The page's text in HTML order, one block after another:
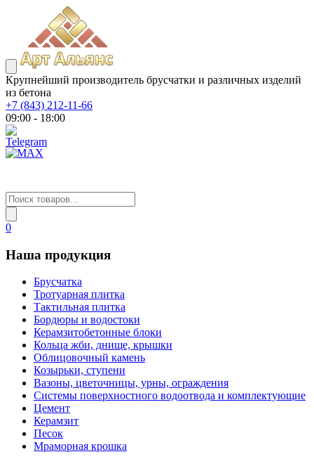
Крупнейший производитель брусчатки и различных изделий
из бетона
+7 (843) 212-11-66
09:00 - 18:00
0
Наша продукция
Брусчатка
Тротуарная плитка
Тактильная плитка
Бордюры и водостоки
Керамзитобетонные блоки
Кольца жби, днище, крышки
Облицовочный камень
Козырьки, ступени
Вазоны, цветочницы, урны, ограждения
Системы поверхностного водоотвода и комплектующие
Цемент
Керамзит
Песок
Мраморная крошка